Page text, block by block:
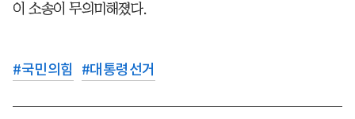
이 소송이 무의미해졌다.
#국민의힘 #대통령선거